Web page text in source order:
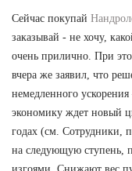
Сейчас покупай
заказывай - не хочу,
очень прилично. При
вчера же заявил, что
немедленного
экономику ждет новый
годах (см. Сотрудники,
на следующую ступень,